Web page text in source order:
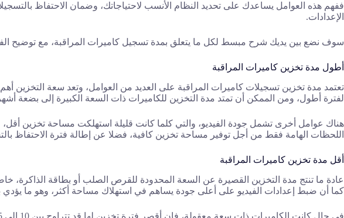
ففهم هذه العوامل يساعدك على تحديد النظام الأنسب لاحتياجاتك، وضمان الاحتفاظ
الإعدادات.
سوف نضع بين يديك شرح مبسط لكل ما يتعلق بمدة تسجيل كاميرات المراقبة، مع توضيح
أطول مدة تخزين كاميرات المراقبة
تعتمد مدة تخزين تسجيلات كاميرات المراقبة على العديد من العوامل، وتعد سعة التخزين
لفترة أطول، ومن الممكن أن تمتد مدة التخزين للكاميرات ذات السعة الكبيرة إلى بضعة
هناك عوامل أخرى تشمل جودة الفيديو، والتي كلما كانت قليلة استهلكت مساحة تخزين
اللحظات الهامة فقط من أجل توفير مساحة تخزين كافية، فضلا عن إطالة فترة الاحتفاظ
أقل مدة تخزين كاميرات المراقبة
عادة ما تنتج مدة التخزين القصيرة عن السعة المحدودة للقرص الصلب أو بطاقة
كما أن ضبط إعدادات الفيديو على أعلى جودة يساهم في استهلاك مساحة أكثر، وهو ما يؤدي